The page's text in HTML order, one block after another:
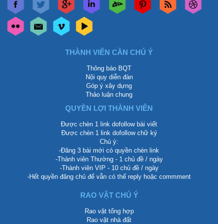
THÀNH VIÊN CẦN CHÚ Ý
Thông báo BQT
Nội quy diễn đàn
Góp ý xây dựng
Thảo luận chung
QUYỀN LỢI THÀNH VIÊN
Được chèn 1 link dofollow bài viết
Được chèn 1 link dofollow chữ ký
Chú ý:
-Đăng 3 bài mới có quyền chèn link
-Thành viên Thường - 1 chủ đề / ngày
-Thành viên VIP - 10 chủ đề / ngày
-Hết quyền đăng chủ để vẫn có thể reply hoặc commment
RAO VẶT CHÚ Ý
Rao vặt tổng hợp
Rao vặt nhà đất